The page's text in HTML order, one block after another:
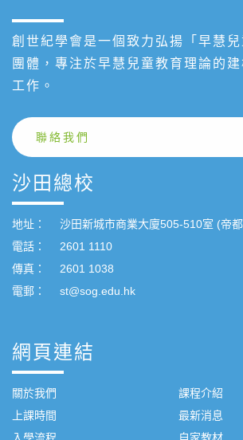
創世紀學會是一個致力弘揚「早慧
團體，專注於早慧兒童教育理論的
工作。
聯絡我們
沙田總校
地址：
沙田新城市商業大廈505-510室 (帝
電話：
2601 1110
傳真：
2601 1038
電郵：
st@sog.edu.hk
網頁連結
關於我們
課程介紹
上課時間
最新消息
入學流程
自家教材